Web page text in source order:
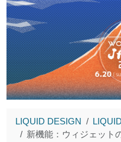
LIQUID DESIGN
新機能：ウィジェットのス